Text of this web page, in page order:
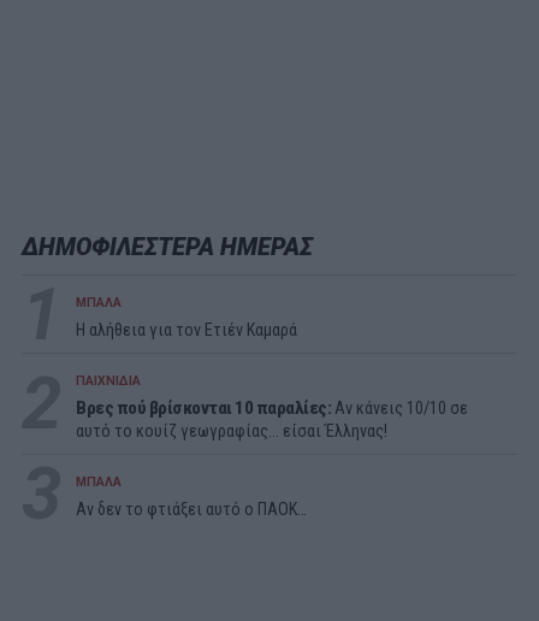
ΔΗΜΟΦΙΛΕΣΤΕΡΑ ΗΜΕΡΑΣ
ΜΠΑΛΑ
Η αλήθεια για τον Ετιέν Καμαρά
ΠΑΙΧΝΙΔΙΑ
Βρες πού βρίσκονται 10 παραλίες: Αν κάνεις 10/10 σε
αυτό το κουίζ γεωγραφίας... είσαι Έλληνας!
ΜΠΑΛΑ
Αν δεν το φτιάξει αυτό ο ΠΑΟΚ…